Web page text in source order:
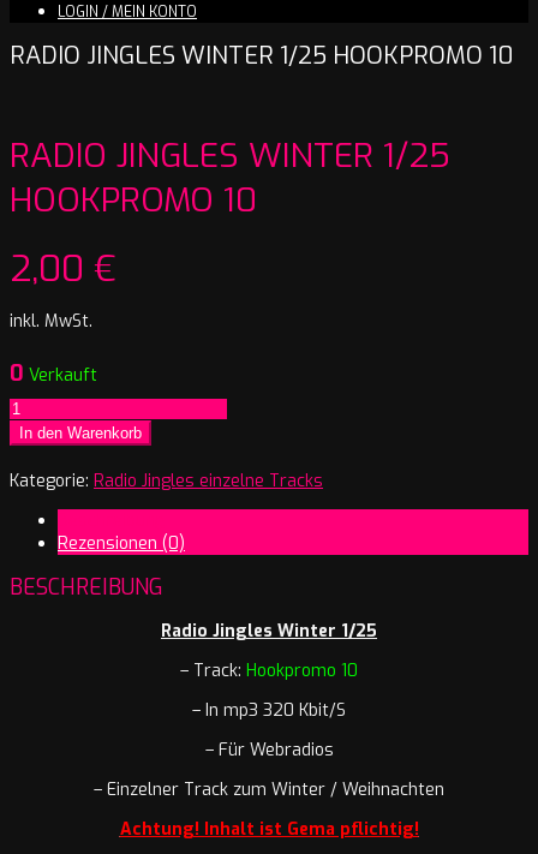
LOGIN / MEIN KONTO
RADIO JINGLES WINTER 1/25 HOOKPROMO 10
RADIO JINGLES WINTER 1/25
HOOKPROMO 10
2,00 €
inkl. MwSt.
0 Verkauft
Radio
Jingles
Winter
1/25
Menge
In den Warenkorb
Kategorie: Radio Jingles einzelne Tracks
Rezensionen (0)
BESCHREIBUNG
Radio Jingles Winter 1/25
– Track: Hookpromo 10
– In mp3 320 Kbit/S
– Für Webradios
– Einzelner Track zum Winter / Weihnachten
Achtung! Inhalt ist Gema pflichtig!